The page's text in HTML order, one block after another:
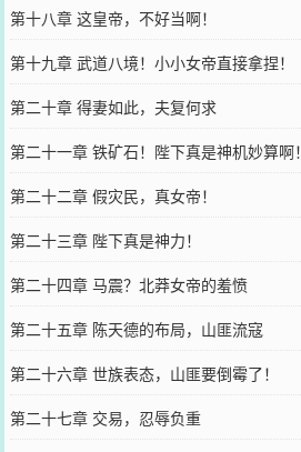
第十八章 这皇帝，不好当啊！
第十九章 武道八境！小小女帝直接拿捏！
第二十章 得妻如此，夫复何求
第二十一章 铁矿石！陛下真是神机妙算啊！
第二十二章 假灾民，真女帝！
第二十三章 陛下真是神力！
第二十四章 马震？北莽女帝的羞愤
第二十五章 陈天德的布局，山匪流寇
第二十六章 世族表态，山匪要倒霉了！
第二十七章 交易，忍辱负重